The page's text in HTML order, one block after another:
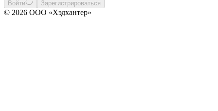
Войти Зарегистрироваться
© 2026 ООО «Хэдхантер»